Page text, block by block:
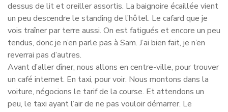
dessus de lit et oreiller assortis. La baignoire écaillée vient
un peu descendre le standing de l’hôtel. Le cafard que je
vois traîner par terre aussi. On est fatigués et encore un peu
tendus, donc je n’en parle pas à Sam. J’ai bien fait, je n’en
reverrai pas d’autres.
Avant d’aller dîner, nous allons en centre-ville, pour trouver
un café internet. En taxi, pour voir. Nous montons dans la
voiture, négocions le tarif de la course. Et attendons un
peu, le taxi ayant l’air de ne pas vouloir démarrer. Le